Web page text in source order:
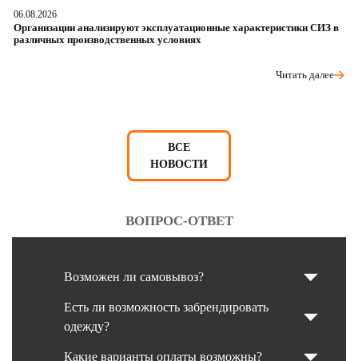
06.08.2026
Организации анализируют эксплуатационные характеристики СИЗ в
различных производственных условиях
Читать далее
ВСЕ
НОВОСТИ
ВОПРОС-ОТВЕТ
Возможен ли самовывоз?
Есть ли возможность забрендировать
одежду?
Какие варианты оплаты возможны?